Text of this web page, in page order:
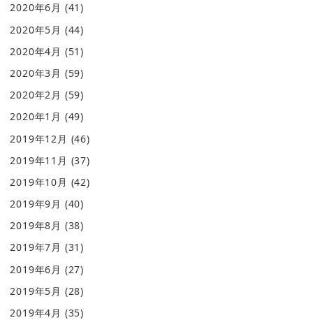
2020年6月 (41)
2020年5月 (44)
2020年4月 (51)
2020年3月 (59)
2020年2月 (59)
2020年1月 (49)
2019年12月 (46)
2019年11月 (37)
2019年10月 (42)
2019年9月 (40)
2019年8月 (38)
2019年7月 (31)
2019年6月 (27)
2019年5月 (28)
2019年4月 (35)